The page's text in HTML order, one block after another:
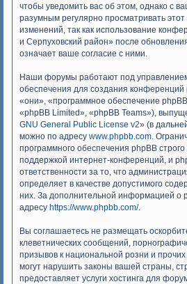
чтобы уведомить вас об этом, однако с
разумным регулярно просматривать
изменений, так как использование
и Серпуховский район» после
означает ваше согласие с ними.
Наши форумы работают под
обеспечения для создания
«они», «программное обеспечение
«phpBB Limited», «phpBB Teams»),
GNU General Public License v2» (в
можно по адресу www.phpbb.com.
программного обеспечения phpBB
поддержкой интернет-конференций, и
ответственности за то, что
определяет в качестве допустимого
них. За дополнительной информацией о
адресу https://www.phpbb.com/.
Вы соглашаетесь не размещать
клеветнических сообщений,
призывов к национальной розни и
могут нарушить законы вашей страны,
предоставляет услуги хостинга для